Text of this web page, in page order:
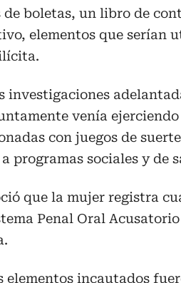
de boletas, un libro de
elementos que serían
investigaciones
venía
con juegos de
programas sociales y de
que la mujer registra
Penal Oral
elementos incautados